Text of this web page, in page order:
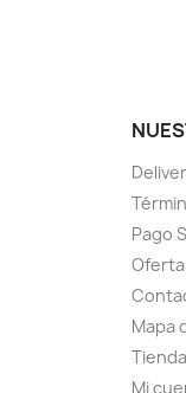
Pago
Mapa
Mi